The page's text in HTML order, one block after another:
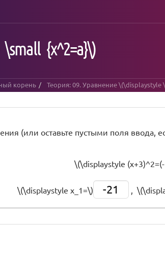
{x^2=a}\)
корень Теория: 09. Уравнение \(\displaystyle
(или оставьте пустыми поля ввода,
\(\displaystyle
\(\displaystyle x_1=\) -21 ,